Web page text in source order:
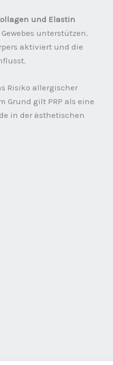
und Elastin
Gewebes unterstützen.
aktiviert und die
Risiko allergischer
Grund gilt PRP als eine
in der ästhetischen